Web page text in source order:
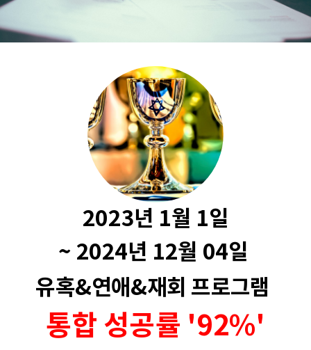
2023년 1월 1일
~ 2024년 12월 04일
유혹&연애&재회 프로그램
통합 성공률 '92%'